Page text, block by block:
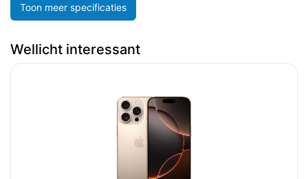
Toon meer specificaties
Wellicht interessant